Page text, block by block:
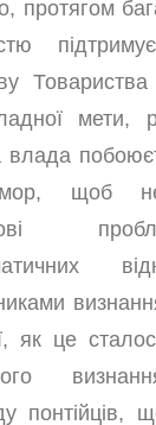
протягом
мети,
влада
щоб
як це
понтійців,